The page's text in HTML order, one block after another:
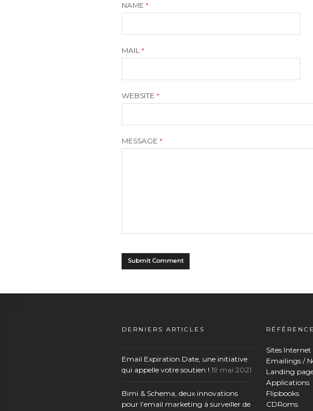
NAME *
MAIL *
WEBSITE *
MESSAGE *
DERNIERS ARTICLES
Email Expiration Date, une initiative
qui appelle votre soutien ! 19 mai 2021
Bimi & Schema, deux innovations
pour l’email marketing à surveiller de
Sites Internet
Emailings /
Landing
Applications
Flipbooks
CDRoms